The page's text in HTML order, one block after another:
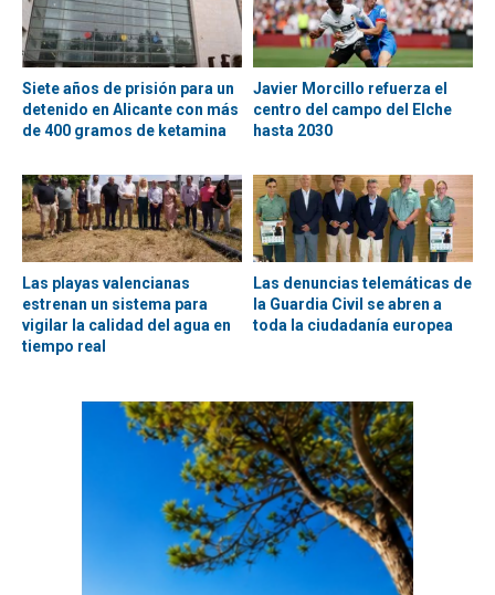
Siete años de prisión para un
detenido en Alicante con más
de 400 gramos de ketamina
Javier Morcillo refuerza el
centro del campo del Elche
hasta 2030
Las playas valencianas
estrenan un sistema para
vigilar la calidad del agua en
tiempo real
Las denuncias telemáticas de
la Guardia Civil se abren a
toda la ciudadanía europea